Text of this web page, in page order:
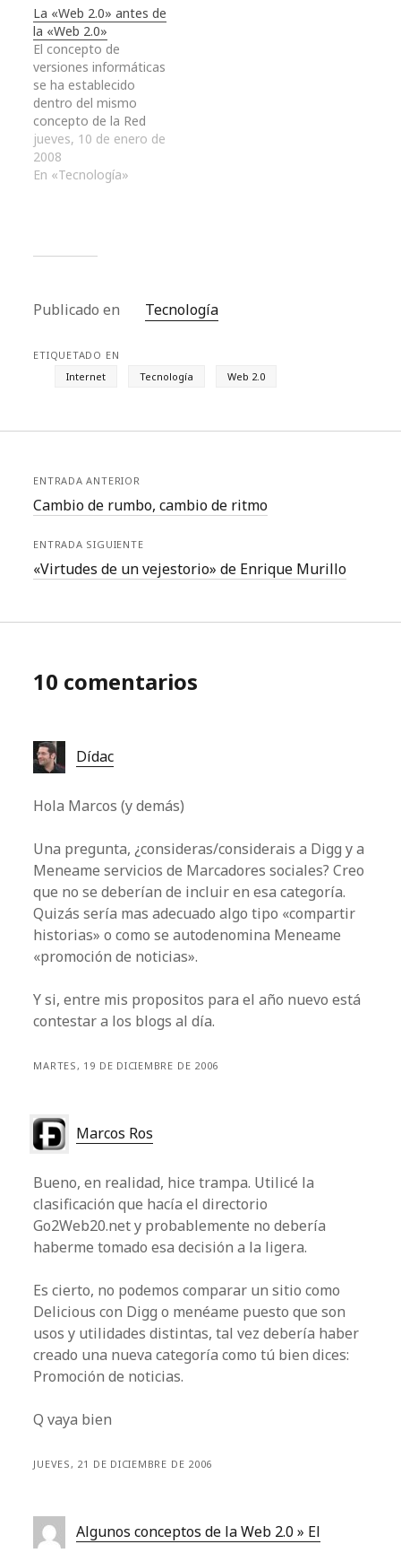
ejemplo e incluso, el
mundo bibliotecario.
Por supuesto que el
sufijo "2.0" no va a
solucionar muchas de…
La «Web 2.0» antes de
la «Web 2.0»
El concepto de
versiones informáticas
se ha establecido
dentro del mismo
concepto de la Red
como sistema de
comunicación e
información de una
productos
desarrollados dentro de
jueves, 10 de enero de
2008
En «Tecnología»
Publicado en Tecnología
ETIQUETADO EN
Internet
Tecnología Web 2.0
ENTRADA ANTERIOR
Cambio de rumbo, cambio de ritmo
ENTRADA SIGUIENTE
«Virtudes de un vejestorio» de Enrique Murillo
10 comentarios
Dídac
Hola Marcos (y demás)
Una pregunta, ¿consideras/considerais a Digg y a
Meneame servicios de Marcadores sociales? Creo
que no se deberían de incluir en esa categoría.
Quizás sería mas adecuado algo tipo «compartir
historias» o como se autodenomina Meneame
«promoción de noticias».
Y si, entre mis propositos para el año nuevo está
contestar a los blogs al día.
MARTES, 19 DE DICIEMBRE DE 2006
Marcos Ros
Bueno, en realidad, hice trampa. Utilicé la
clasificación que hacía el directorio
Go2Web20.net y probablemente no debería
haberme tomado esa decisión a la ligera.
Es cierto, no podemos comparar un sitio como
Delicious con Digg o menéame puesto que son
usos y utilidades distintas, tal vez debería haber
creado una nueva categoría como tú bien dices:
Promoción de noticias.
Q vaya bien
JUEVES, 21 DE DICIEMBRE DE 2006
Algunos conceptos de la Web 2.0 » El